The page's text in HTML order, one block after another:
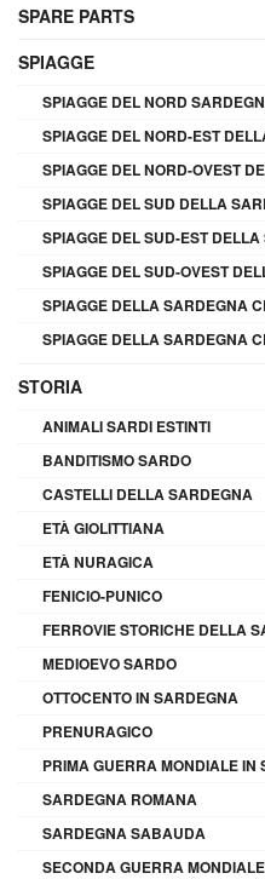
SPARE PARTS
SPIAGGE
SPIAGGE DEL NORD
SPIAGGE DEL NORD-EST
SPIAGGE DEL NORD-OVEST
SPIAGGE DEL SUD DELLA
SPIAGGE DEL SUD-EST
SPIAGGE DEL SUD-OVEST
SPIAGGE DELLA SARDEGNA
SPIAGGE DELLA SARDEGNA
STORIA
ANIMALI SARDI ESTINTI
BANDITISMO SARDO
CASTELLI DELLA SARDEGNA
ETÀ GIOLITTIANA
ETÀ NURAGICA
FENICIO-PUNICO
FERROVIE STORICHE DELLA
MEDIOEVO SARDO
OTTOCENTO IN SARDEGNA
PRENURAGICO
PRIMA GUERRA MONDIALE IN
SARDEGNA ROMANA
SARDEGNA SABAUDA
SECONDA GUERRA